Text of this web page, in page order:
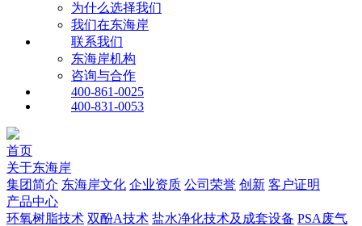
为什么选择我们
我们在东海岸
联系我们
东海岸机构
咨询与合作
400-861-0025
400-831-0053
首页
关于东海岸
集团简介 东海岸文化 企业资质 公司荣誉 创新 客户证明
产品中心
环氧树脂技术 双酚A技术 盐水净化技术及成套设备 PSA废气